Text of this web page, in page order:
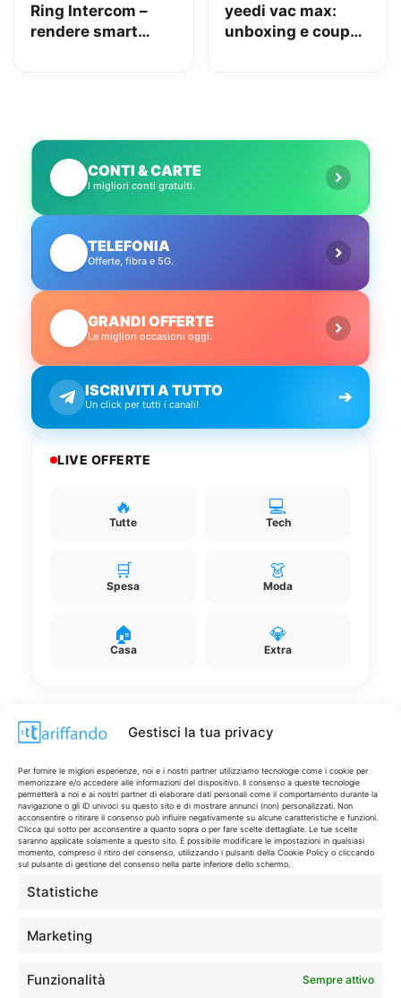
Gestisci la tua privacy
Per fornire le migliori esperienze, noi e i nostri partner utilizziamo tecnologie come i cookie per
memorizzare e/o accedere alle informazioni del dispositivo. Il consenso a queste tecnologie
permetterà a noi e ai nostri partner di elaborare dati personali come il comportamento durante la
navigazione o gli ID univoci su questo sito e di mostrare annunci (non) personalizzati. Non
acconsentire o ritirare il consenso può influire negativamente su alcune caratteristiche e funzioni.
Clicca qui sotto per acconsentire a quanto sopra o per fare scelte dettagliate. Le tue scelte
saranno applicate solamente a questo sito. È possibile modificare le impostazioni in qualsiasi
momento, compreso il ritiro del consenso, utilizzando i pulsanti della Cookie Policy o cliccando
sul pulsante di gestione del consenso nella parte inferiore dello schermo.
Statistiche
Marketing
Funzionalità Sempre attivo
Ring Intercom –
rendere smart
yeedi vac max:
unboxing e coupon
CONTI & CARTE
I migliori conti gratuiti.
TELEFONIA
Offerte, fibra e 5G.
GRANDI OFFERTE
Le migliori occasioni oggi.
ISCRIVITI A TUTTO
Un click per tutti i canali! ➔
LIVE OFFERTE
🔥
Tutte
💻
Tech
🛒
Spesa
👗
Moda
🏠
Casa
💎
Extra
Disclaimer
I marchi citati appartengono ai rispettivi proprietari. Le offerte
segnalate possono subire variazioni: verifica sempre le condizioni
sui siti ufficiali.
guadagno dagli acquisti idonei.